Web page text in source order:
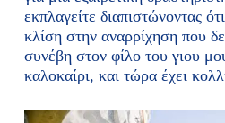
εκπλαγείτε διαπιστώνοντας
κλίση στην αναρρίχηση που
συνέβη στον φίλο του γιου
καλοκαίρι, και τώρα έχει